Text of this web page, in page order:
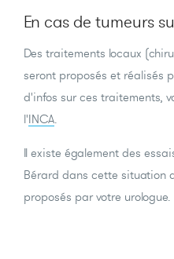
En cas de tumeurs
Des traitements locaux
seront proposés et réalisés
d'infos sur ces traitements,
l'INCA
Il existe également des
Bérard dans cette situation
proposés par votre urologue.